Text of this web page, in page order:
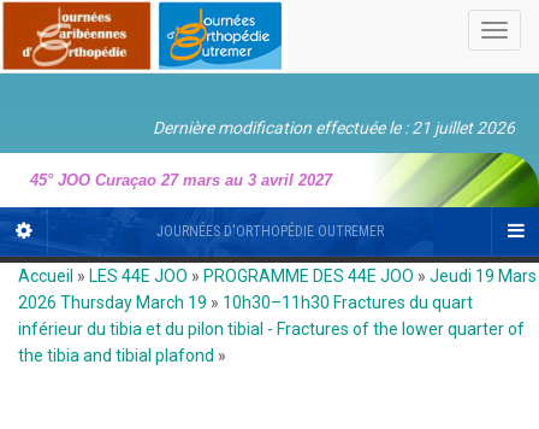
Dernière modification effectuée le : 21 juillet 2026
45° JOO Curaçao 27 mars au 3 avril 2027
JOURNÉES D'ORTHOPÉDIE OUTREMER
Accueil » LES 44E JOO » PROGRAMME DES 44E JOO » Jeudi 19 Mars
2026 Thursday March 19 » 10h30–11h30 Fractures du quart
inférieur du tibia et du pilon tibial - Fractures of the lower quarter of
the tibia and tibial plafond »